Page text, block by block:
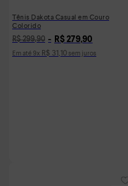
Tênis Dakota Casual em Couro
Colorido
R$ 299,90 R$ 279,90
Em até 9x R$ 31,10 sem juros